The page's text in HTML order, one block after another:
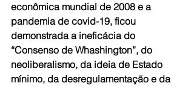
econômica mundial de 2008 e a
pandemia de covid-19, ficou
demonstrada a ineficácia do
“Consenso de Whashington”, do
neoliberalismo, da ideia de Estado
mínimo, da desregulamentação e da